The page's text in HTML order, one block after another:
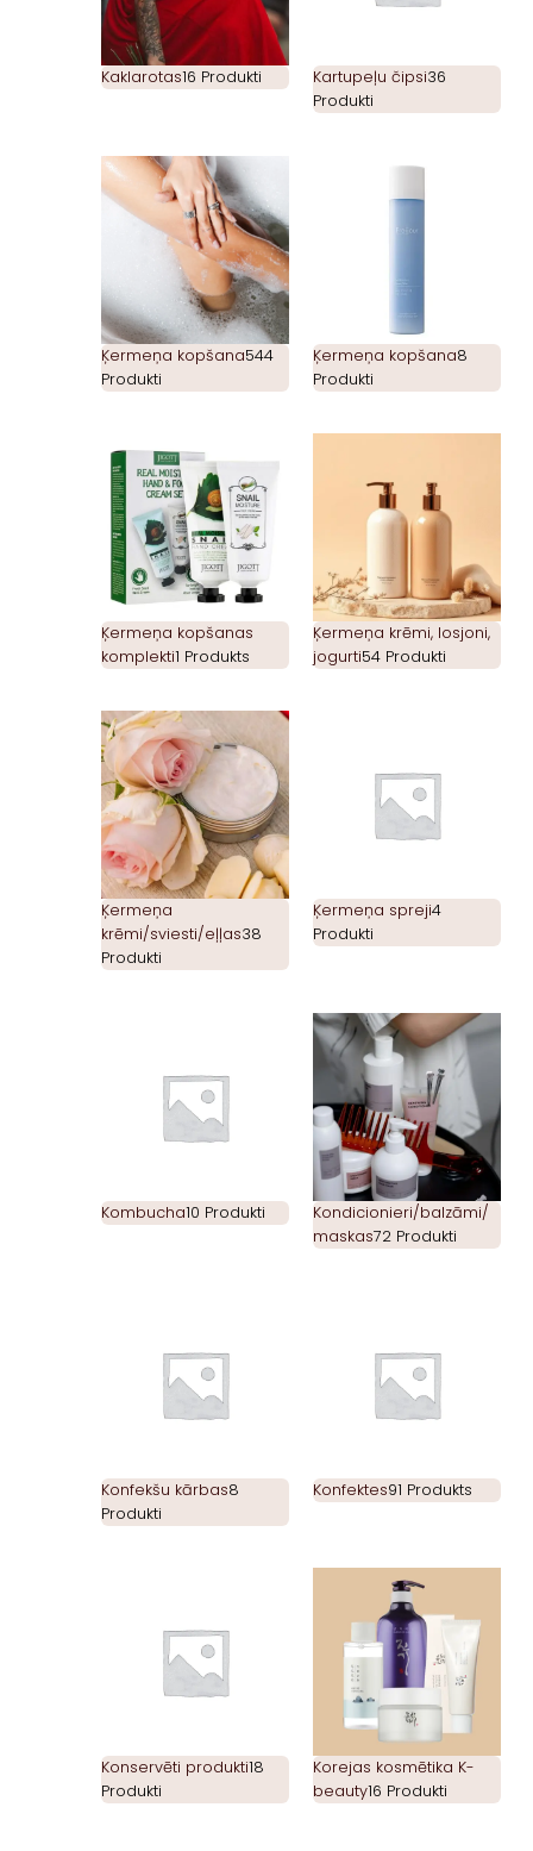
Kaklarotas16 Produkti Kartupeļu čipsi36
Produkti
Ķermeņa kopšana544
Produkti
Ķermeņa kopšana8
Produkti
Ķermeņa kopšanas
komplekti1 Produkts
Ķermeņa krēmi, losjoni,
jogurti54 Produkti
Ķermeņa
krēmi/sviesti/eļļas38
Produkti
Ķermeņa spreji4
Produkti
Kombucha10 Produkti
Kondicionieri/balzāmi/
maskas72 Produkti
Konfekšu kārbas8
Produkti
Konfektes91 Produkts
Konservēti produkti18
Produkti
Korejas kosmētika K-
beauty16 Produkti